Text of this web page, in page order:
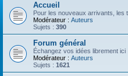
Accueil
Pour les nouveaux arrivants, les
Modérateur : Auteurs
Sujets : 390
Forum général
Échangez vos idées librement ici
Modérateur : Auteurs
Sujets : 1621